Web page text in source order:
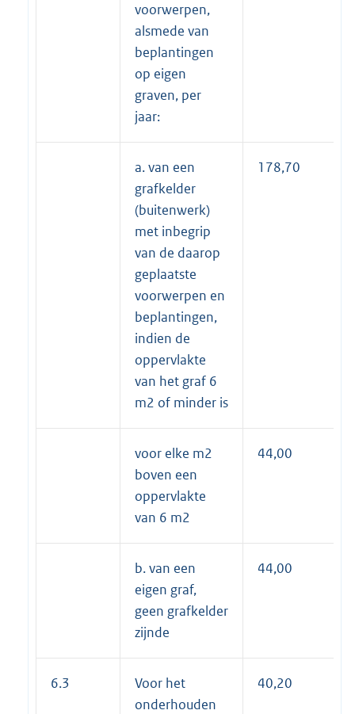
voorwerpen,
alsmede van
beplantingen
op eigen
graven, per
jaar:
a. van een
grafkelder
(buitenwerk)
met inbegrip
van de daarop
geplaatste
voorwerpen en
beplantingen,
indien de
oppervlakte
van het graf 6
m2 of minder is
178,70
voor elke m2
boven een
oppervlakte
van 6 m2
44,00
b. van een
eigen graf,
geen grafkelder
zijnde
44,00
6.3
Voor het
onderhouden
40,20